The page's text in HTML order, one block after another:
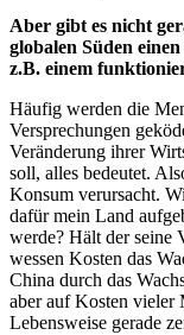
Aber gibt es nicht
globalen Süden
z.B. einem
Häufig werden die
Versprechungen
Veränderung ihrer
soll, alles bedeutet.
Konsum verursacht.
dafür mein Land
werde? Hält der seine
wessen Kosten das
China durch das
aber auf Kosten vieler
Lebensweise gerade